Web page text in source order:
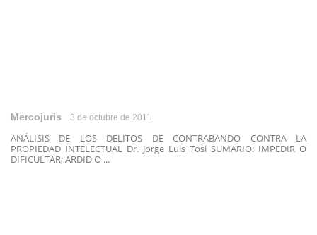
Mercojuris 3 de octubre de 2011
ANÁLISIS DE LOS DELITOS DE CONTRABANDO CONTRA LA
PROPIEDAD INTELECTUAL Dr. Jorge Luis Tosi SUMARIO: IMPEDIR O
DIFICULTAR; ARDID O ...